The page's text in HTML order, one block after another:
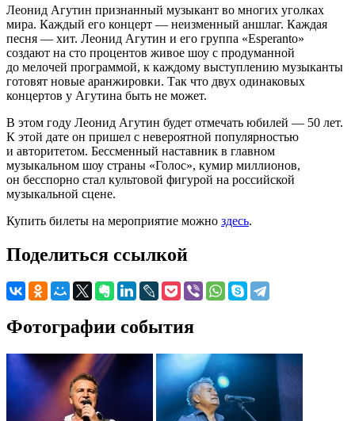
Леонид Агутин признанный музыкант во многих уголках
мира. Каждый его концерт — неизменный аншлаг. Каждая
песня — хит. Леонид Агутин и его группа «Esperanto»
создают на сто процентов живое шоу с продуманной
до мелочей программой, к каждому выступлению музыканты
готовят новые аранжировки. Так что двух одинаковых
концертов у Агутина быть не может.
В этом году Леонид Агутин будет отмечать юбилей — 50 лет.
К этой дате он пришел с невероятной популярностью
и авторитетом. Бессменный наставник в главном
музыкальном шоу страны «Голос», кумир миллионов,
он бесспорно стал культовой фигурой на российской
музыкальной сцене.
Купить билеты на мероприятие можно здесь.
Поделиться ссылкой
Фотографии события